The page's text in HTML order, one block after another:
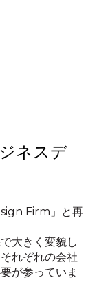
ネスデ
Firm」と再
大きく変貌し
れぞれの会社
が参っていま